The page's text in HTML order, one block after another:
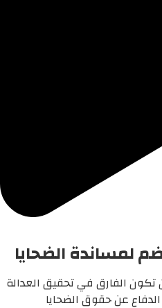
لمساندة الضحايا
الفارق في تحقيق العدالة
عن حقوق الضحايا